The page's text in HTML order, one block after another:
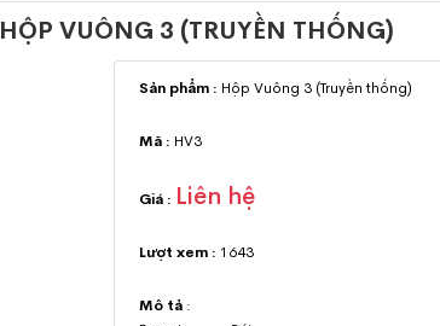
HỘP VUÔNG 3 (TRUYỀN THỐNG)
Sản phẩm : Hộp Vuông 3 (Truyền thống)
Mã : HV3
Giá : Liên hệ
Lượt xem : 1643
Mô tả: